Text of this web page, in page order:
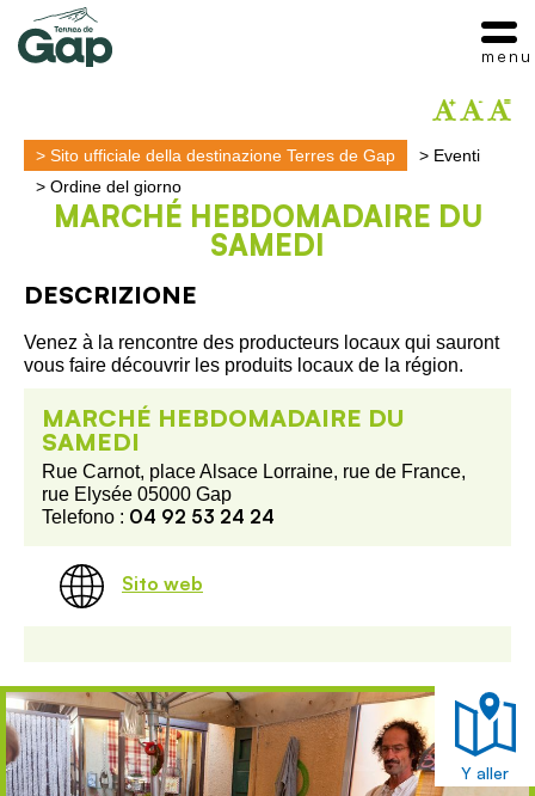
> Sito ufficiale della destinazione Terres de Gap > Eventi
> Ordine del giorno
MARCHÉ HEBDOMADAIRE DU
SAMEDI
DESCRIZIONE
Venez à la rencontre des producteurs locaux qui sauront
vous faire découvrir les produits locaux de la région.
MARCHÉ HEBDOMADAIRE DU
SAMEDI
Rue Carnot, place Alsace Lorraine, rue de France,
rue Elysée 05000 Gap
Telefono : 04 92 53 24 24
Sito web
Y aller
menu